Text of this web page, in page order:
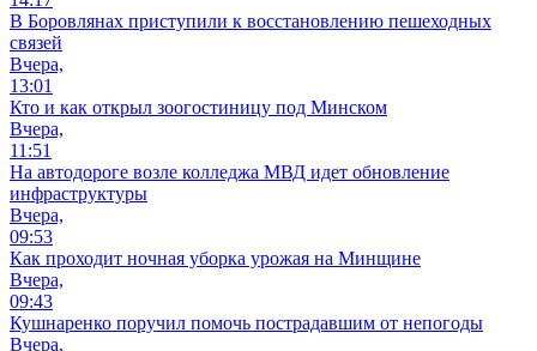
В Боровлянах приступили к восстановлению пешеходных
связей
Вчера,
13:01
Кто и как открыл зоогостиницу под Минском
Вчера,
11:51
На автодороге возле колледжа МВД идет обновление
инфраструктуры
Вчера,
09:53
Как проходит ночная уборка урожая на Минщине
Вчера,
09:43
Кушнаренко поручил помочь пострадавшим от непогоды
Вчера,